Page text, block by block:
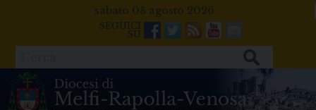
sabato 08 agosto 2026
Facebook
Twitter
FeedsYoutube
Mail